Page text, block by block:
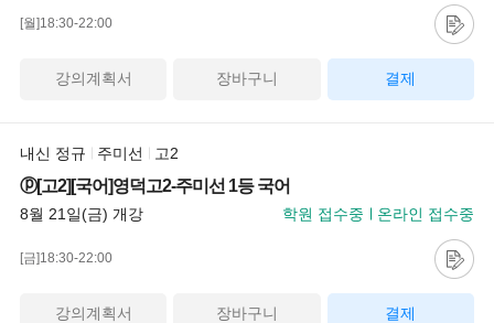
[월]18:30-22:00
강의계획서 장바구니 결제
내신 정규 주미선 고2
ⓟ[고2][국어]영덕고2-주미선 1등 국어
8월 21일(금) 개강 학원 접수중 온라인 접수중
[금]18:30-22:00
강의계획서 장바구니 결제